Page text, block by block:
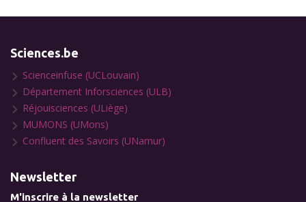
Sciences.be
Scienceinfuse (UCLouvain)
Département Inforsciences (ULB)
Réjouisciences (ULiège)
MUMONS (UMons)
Confluent des Savoirs (UNamur)
Newsletter
M'inscrire à la newsletter